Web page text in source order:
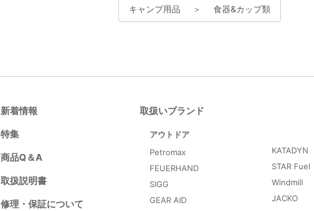
キャンプ用品 ＞ 食器&カップ類
新着情報
特集
商品Q＆A
取扱説明書
修理・保証について
取扱いブランド
アウトドア
Petromax
FEUERHAND
SIGG
GEAR AID
KATADYN
STAR Fuel
Windmill
JACKO